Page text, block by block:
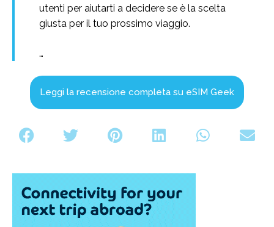
utenti per aiutarti a decidere se è la scelta
giusta per il tuo prossimo viaggio.
…
Leggi la recensione completa su eSIM Geek